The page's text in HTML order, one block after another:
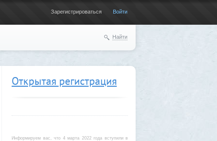
Зарегистрироваться Войти
Найти
Открытая регистрация
Информируем вас, что 4 марта 2022 года вступили в